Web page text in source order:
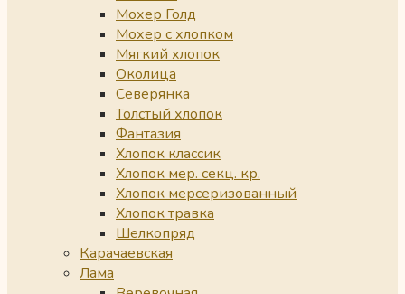
Мохер Голд
Мохер с хлопком
Мягкий хлопок
Околица
Северянка
Толстый хлопок
Фантазия
Хлопок классик
Хлопок мер. секц. кр.
Хлопок мерсеризованный
Хлопок травка
Шелкопряд
Карачаевская
Лама